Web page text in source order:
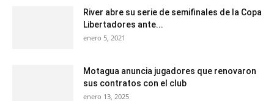
River abre su serie de semifinales de la Copa
Libertadores ante...
enero 5, 2021
Motagua anuncia jugadores que renovaron
sus contratos con el club
enero 13, 2025